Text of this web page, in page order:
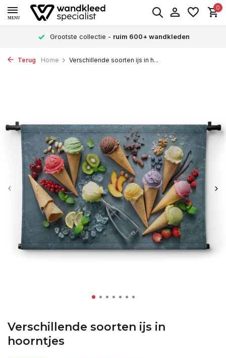
MENU
0
Grootste collectie -ruim 600+ wandkleden
Terug Home Verschillende soorten ijs in h...
Verschillende soorten ijs in
hoorntjes